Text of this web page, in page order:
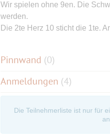
Wir spielen ohne 9en. Die
werden.
Die 2te Herz 10 sticht die 1te.
Pinnwand (0)
Anmeldungen (4)
Die Teilnehmerliste ist nur für